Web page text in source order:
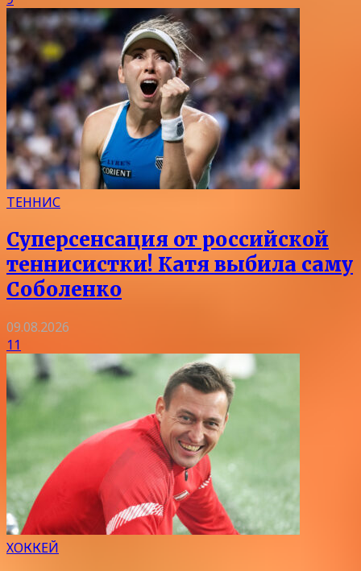
ТЕННИС
Суперсенсация от российской
теннисистки! Катя выбила саму
Соболенко
09.08.2026
11
ХОККЕЙ